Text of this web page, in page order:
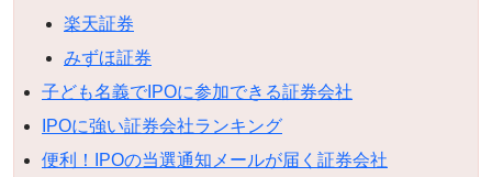
楽天証券
みずほ証券
子ども名義でIPOに参加できる証券会社
IPOに強い証券会社ランキング
便利！IPOの当選通知メールが届く証券会社